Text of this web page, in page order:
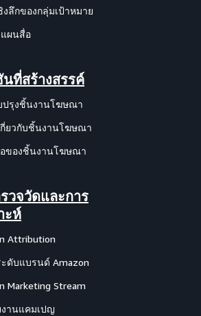
ลึกของกลุ่มเป้าหมาย
แผนสื่อ
ที่สร้างสรรค์
ปรุงชิ้นงานโฆษณา
กี่ยวกับชิ้นงานโฆษณา
อของชิ้นงานโฆษณา
วจวัดและการ
ะห์
Attribution
ะดับแบรนด์ Amazon
Marketing Stream
งานแคมเปญ